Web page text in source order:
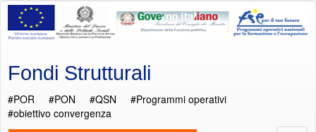
Salta al contenuto principale
Fondi Strutturali
#POR #PON #QSN
#Programmi operativi
#obiettivo convergenza